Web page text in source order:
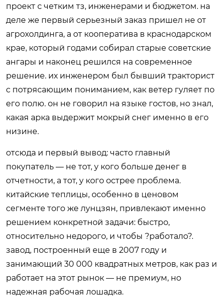
проект с четким тз, инженерами и бюджетом. на
деле же первый серьезный заказ пришел не от
агрохолдинга, а от кооператива в краснодарском
крае, который годами собирал старые советские
ангары и наконец решился на современное
решение. их инженером был бывший тракторист
с потрясающим пониманием, как ветер гуляет по
его полю. он не говорил на языке гостов, но знал,
какая арка выдержит мокрый снег именно в его
низине.
отсюда и первый вывод: часто главный
покупатель — не тот, у кого больше денег в
отчетности, а тот, у кого острее проблема.
китайские теплицы, особенно в ценовом
сегменте того же лунцзян, привлекают именно
решением конкретной задачи: быстро,
относительно недорого, и чтобы ?работало?.
завод, построенный еще в 2007 году и
занимающий 30 000 квадратных метров, как раз и
работает на этот рынок — не премиум, но
надежная рабочая лошадка.